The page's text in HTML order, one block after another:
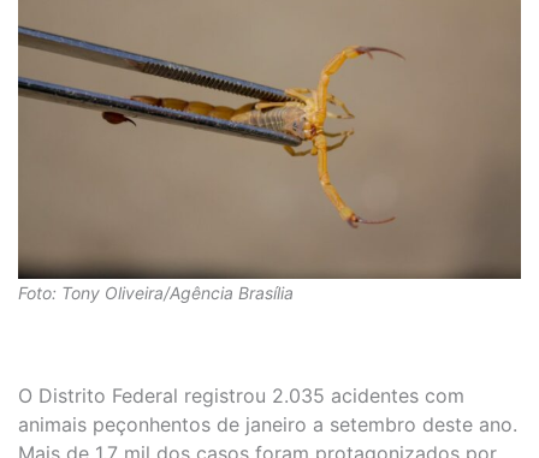
Foto: Tony Oliveira/Agência Brasília
O Distrito Federal registrou 2.035 acidentes com
animais peçonhentos de janeiro a setembro deste ano.
Mais de 1,7 mil dos casos foram protagonizados por